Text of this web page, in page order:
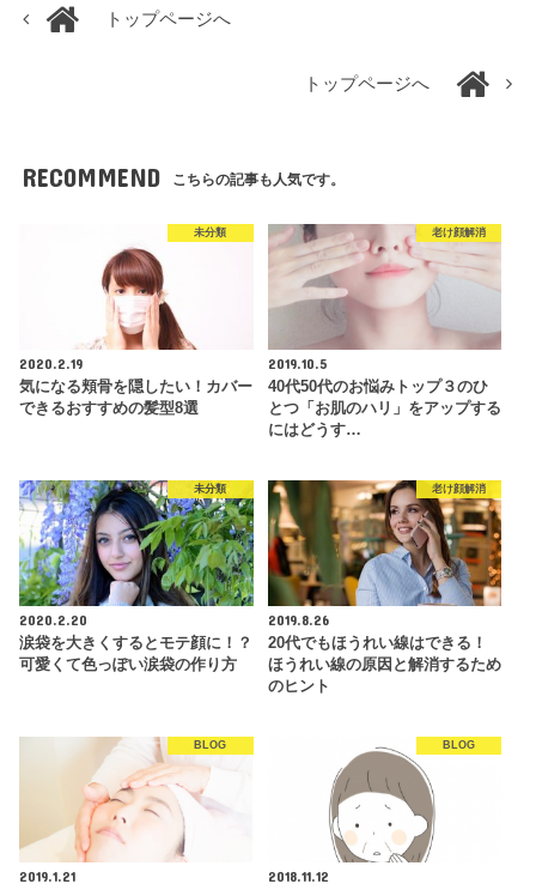
トップページへ
トップページへ
RECOMMEND こちらの記事も人気です。
未分類
2020.2.19
気になる頬骨を隠したい！カバー
できるおすすめの髪型8選
老け顔解消
2019.10.5
40代50代のお悩みトップ３のひ
とつ「お肌のハリ」をアップする
にはどうす…
未分類
2020.2.20
涙袋を大きくするとモテ顔に！？
可愛くて色っぽい涙袋の作り方
老け顔解消
2019.8.26
20代でもほうれい線はできる！
ほうれい線の原因と解消するため
のヒント
BLOG
2019.1.21
BLOG
2018.11.12